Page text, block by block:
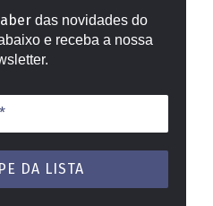
das novidades do
e receba a nossa